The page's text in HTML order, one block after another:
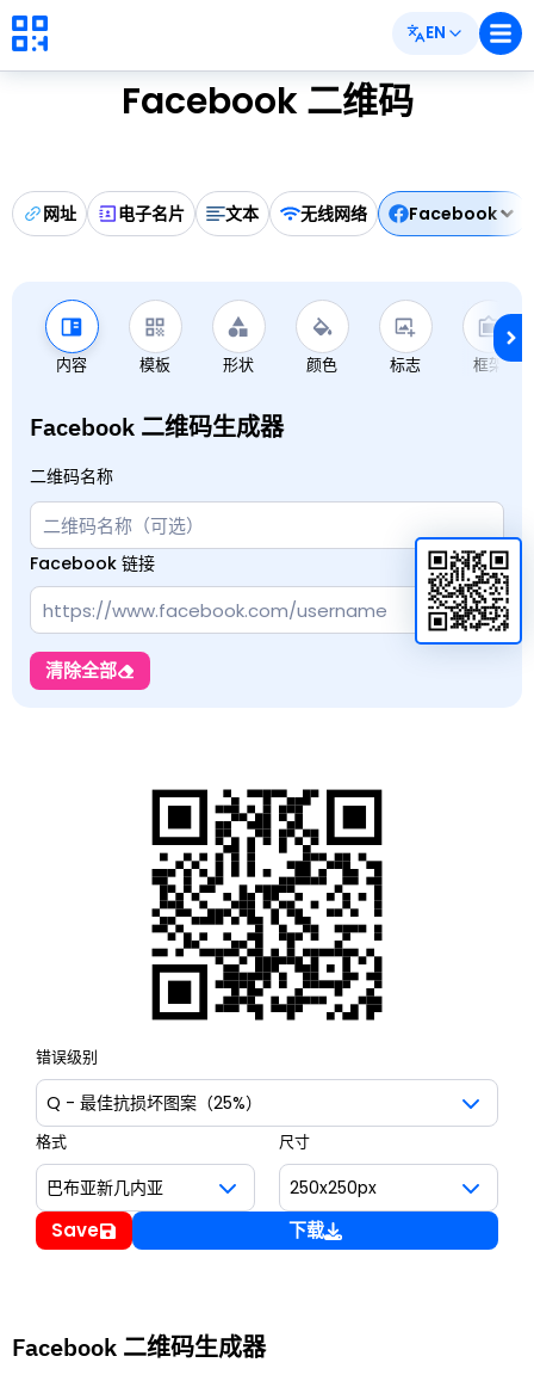
EN
Facebook 二维码
网址 电子名片 文本 无线网络 Facebook
内容 模板 形状 颜色 标志 框架
Facebook 二维码生成器
二维码名称
Facebook 链接
清除全部
错误级别
格式 尺寸
Save 下载
Facebook 二维码生成器